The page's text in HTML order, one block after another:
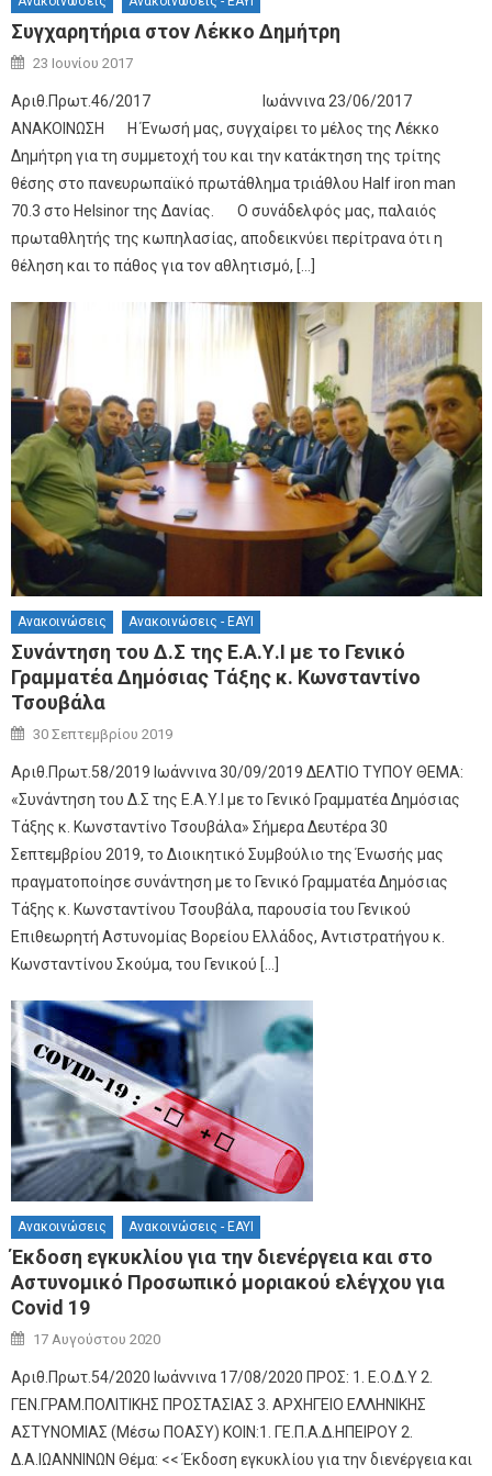
Συγχαρητήρια στον Λέκκο Δημήτρη
Posted on
23 Ιουνίου 2017
Αριθ.Πρωτ.46/2017 Ιωάννινα 23/06/2017
ΑΝΑΚΟΙΝΩΣΗ Η Ένωσή μας, συγχαίρει το μέλος της Λέκκο
Δημήτρη για τη συμμετοχή του και την κατάκτηση της τρίτης
θέσης στο πανευρωπαϊκό πρωτάθλημα τριάθλου Half iron man
70.3 στο Helsinor της Δανίας. Ο συνάδελφός μας, παλαιός
πρωταθλητής της κωπηλασίας, αποδεικνύει περίτρανα ότι η
θέληση και το πάθος για τον αθλητισμό, […]
Ανακοινώσεις Ανακοινώσεις - ΕΑΥΙ
Συνάντηση του Δ.Σ της Ε.Α.Υ.Ι με το Γενικό
Γραμματέα Δημόσιας Τάξης κ. Κωνσταντίνο
Τσουβάλα
Posted on
30 Σεπτεμβρίου 2019
Αριθ.Πρωτ.58/2019 Ιωάννινα 30/09/2019 ΔΕΛΤΙΟ ΤΥΠΟΥ ΘΕΜΑ:
«Συνάντηση του Δ.Σ της Ε.Α.Υ.Ι με το Γενικό Γραμματέα Δημόσιας
Τάξης κ. Κωνσταντίνο Τσουβάλα» Σήμερα Δευτέρα 30
Σεπτεμβρίου 2019, το Διοικητικό Συμβούλιο της Ένωσής μας
πραγματοποίησε συνάντηση με το Γενικό Γραμματέα Δημόσιας
Τάξης κ. Κωνσταντίνου Τσουβάλα, παρουσία του Γενικού
Επιθεωρητή Αστυνομίας Βορείου Ελλάδος, Αντιστρατήγου κ.
Κωνσταντίνου Σκούμα, του Γενικού […]
Ανακοινώσεις Ανακοινώσεις - ΕΑΥΙ
Έκδοση εγκυκλίου για την διενέργεια και στο
Αστυνομικό Προσωπικό μοριακού ελέγχου για
Covid 19
Posted on
17 Αυγούστου 2020
Αριθ.Πρωτ.54/2020 Ιωάννινα 17/08/2020 ΠΡΟΣ: 1. Ε.Ο.Δ.Υ 2.
ΓΕΝ.ΓΡΑΜ.ΠΟΛΙΤΙΚΗΣ ΠΡΟΣΤΑΣΙΑΣ 3. ΑΡΧΗΓΕΙΟ ΕΛΛΗΝΙΚΗΣ
ΑΣΤΥΝΟΜΙΑΣ (Μέσω ΠΟΑΣΥ) ΚΟΙΝ:1. ΓΕ.Π.Α.Δ.ΗΠΕΙΡΟΥ 2.
Δ.Α.ΙΩΑΝΝΙΝΩΝ Θέμα: << Έκδοση εγκυκλίου για την διενέργεια και